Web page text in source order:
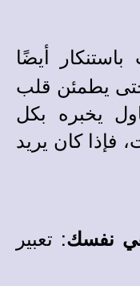
أيضًا
يطمئن قلب
يخبره بكل
فإذا كان يريد
نفسك: تعبير